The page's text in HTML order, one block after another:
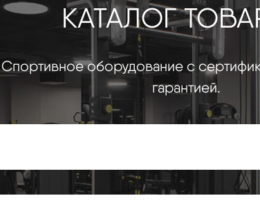
КАТАЛОГ
Спортивное оборудование с
гарантией.